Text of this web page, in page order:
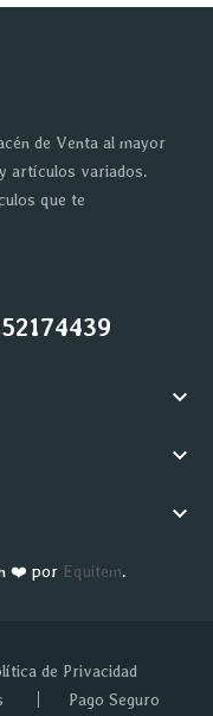
de Venta al mayor
artículos variados.
que te
keyboard_arrow_down
keyboard_arrow_down
keyboard_arrow_down
❤️ por Equitem.
de Privacidad
Pago Seguro